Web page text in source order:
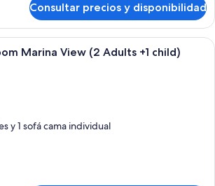
Consultar precios y disponibilidad
Un balcón con mesa y sillas, un
Marina View (2 Adults +1 child)
y 1 sofá cama individual